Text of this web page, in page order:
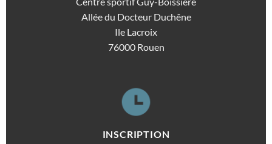
Allée du Docteur Duchêne
Ile Lacroix
76000 Rouen
INSCRIPTION